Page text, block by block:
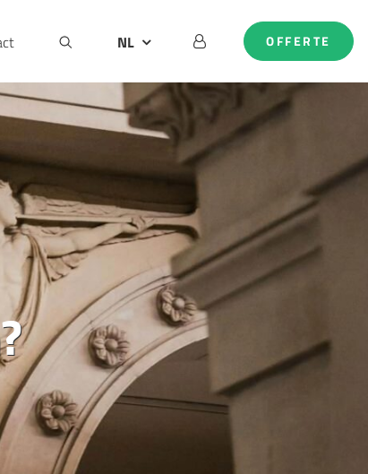
NL
DE
EN
OFFERTE